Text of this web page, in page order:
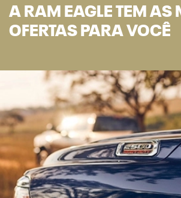
A RAM EAGLE TEM AS
OFERTAS PARA VOCÊ